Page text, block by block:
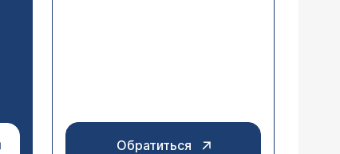
зная истории болезни (по какому
Обратиться